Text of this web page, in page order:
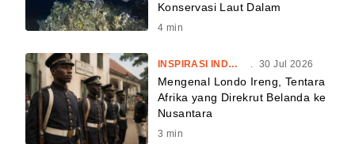
Konservasi Laut Dalam
4 min
INSPIRASI INDONESIA . 30 Jul 2026
Mengenal Londo Ireng, Tentara
Afrika yang Direkrut Belanda ke
Nusantara
3 min